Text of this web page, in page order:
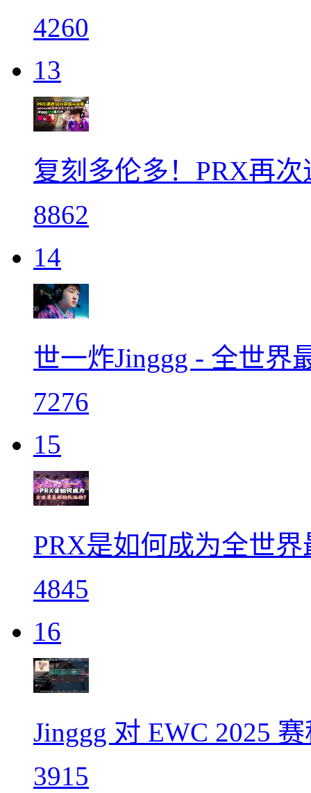
4260
13
复刻多伦多！PRX再
8862
14
世一炸Jinggg - 全世界
7276
15
PRX是如何成为全世
4845
16
Jinggg 对 EWC 2025
3915